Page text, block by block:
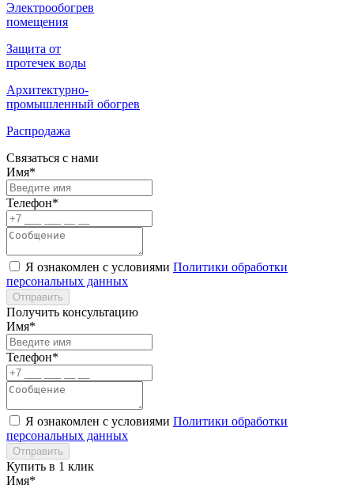
Электрообогрев
помещения
Защита от
протечек воды
Архитектурно-
промышленный обогрев
Распродажа
Связаться с нами
Имя*
Телефон*
Я ознакомлен с условиями Политики обработки
персональных данных
Отправить
Получить консультацию
Имя*
Телефон*
Я ознакомлен с условиями Политики обработки
персональных данных
Отправить
Купить в 1 клик
Имя*